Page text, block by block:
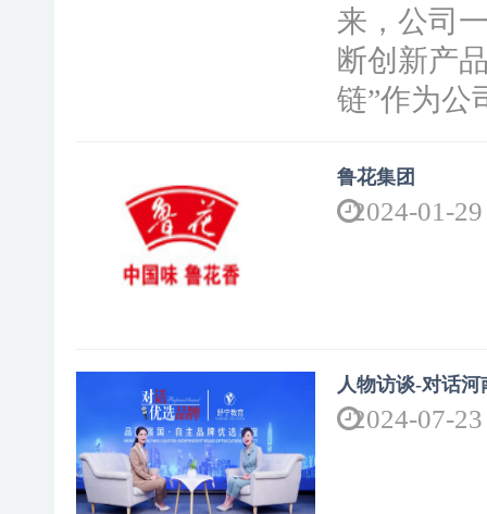
来，公司
断创新产
链”作为公
鲁花集团
2024-01-29
人物访谈-对话
2024-07-23